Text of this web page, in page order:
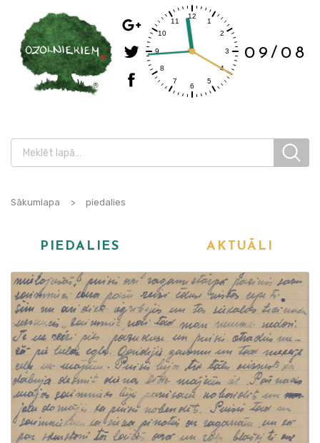
09/08
Sākumlapa > piedalies
PIEDALIES AKTUĀLI